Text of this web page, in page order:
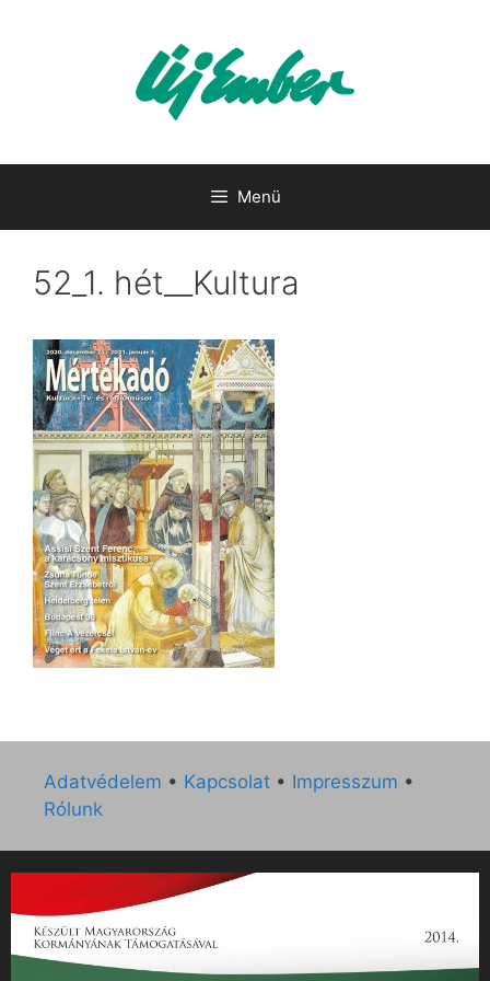
Menü
52_1. hét__Kultura
Adatvédelem • Kapcsolat • Impresszum •
Rólunk